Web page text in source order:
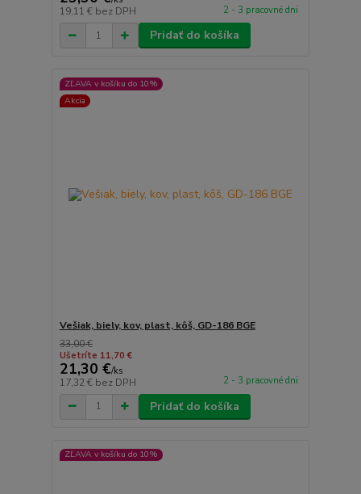
19,11 € bez DPH 2 - 3 pracovné dni
Pridať do košíka
ZĽAVA v košíku do 10%
Akcia
Vešiak, biely, kov, plast, kôš, GD-186 BGE
33,00 €
Ušetríte 11,70 €
21,30 €/ks
17,32 € bez DPH 2 - 3 pracovné dni
Pridať do košíka
ZĽAVA v košíku do 10%